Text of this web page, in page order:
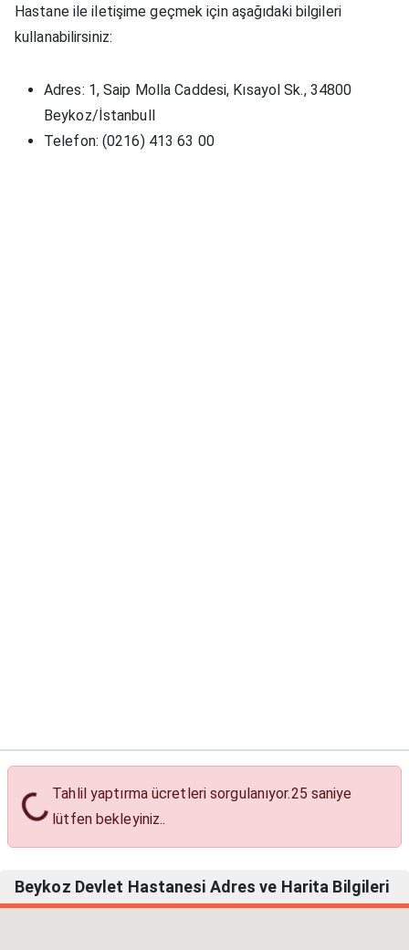
Hastane ile iletişime geçmek için aşağıdaki bilgileri
kullanabilirsiniz:
Adres: 1, Saip Molla Caddesi, Kısayol Sk., 34800
Beykoz/İstanbull
Telefon: (0216) 413 63 00
Tahlil Yaptırma Ücretleri
Tahlil yaptırma ücretleri sorgulanıyor.24 saniye
lütfen bekleyiniz..
Beykoz Devlet Hastanesi Adres ve Harita Bilgileri